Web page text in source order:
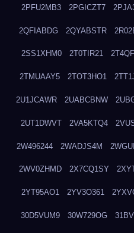
2PFU2MB3 2PGICZT7
2QFIABDG 2QYABSTR
2SS1XHM0 2T0TIR21
2TMUAAY5 2TOT3HO1
2U1JCAWR 2UABCBNW
2UT1DWVT 2VA5KTQ4
2W496244 2WADJS4M
2WV0ZHMD 2X7CQ1SY
2YT95AO1 2YV3O361
30D5VUM9 30W729OG